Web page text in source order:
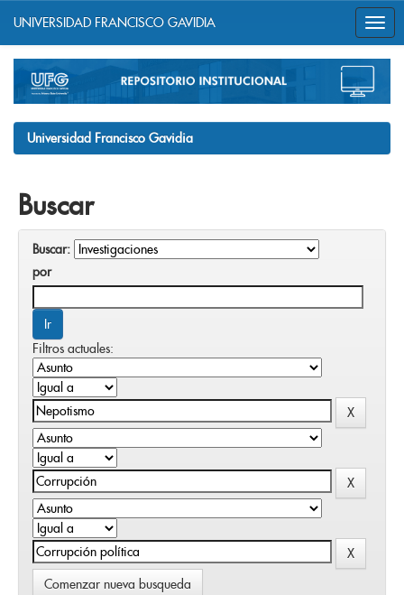
navigation
UNIVERSIDAD FRANCISCO GAVIDIA
Universidad Francisco Gavidia
Buscar
Buscar:
por
Filtros actuales:
Comenzar nueva busqueda